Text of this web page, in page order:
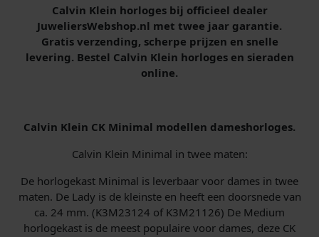
Calvin Klein horloges bij officieel dealer
JuweliersWebshop.nl met twee jaar garantie.
Gratis verzending, scherpe prijzen en snelle
levering. Bestel Calvin Klein horloges en sieraden
online.
Calvin Klein CK Minimal modellen dameshorloges.
Calvin Klein Minimal in twee maten:
De horlogekast Minimal is leverbaar voor dames in twee
maten. De Lady is de kleinste en heeft een doorsnede van
ca. 24 mm. (K3M23124 of K3M21126) De Medium
horlogekast is de meest populaire voor dames, deze CK